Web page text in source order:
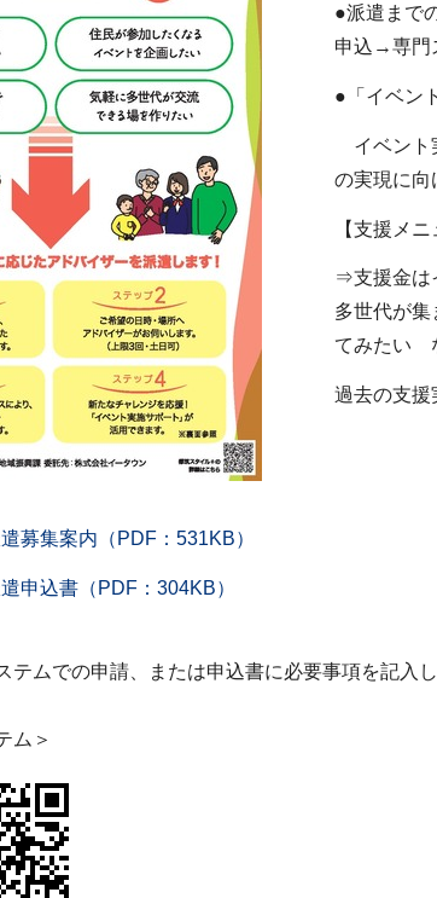
●派遣まで
申込→専門
●「イベン
イベント
の実現に向
【支援メ
⇒支援金は
多世代が
てみたい
過去の支援
募集案内（PDF：531KB）
申込書（PDF：304KB）
テムでの申請、または申込書に必要事項を記入
ム＞